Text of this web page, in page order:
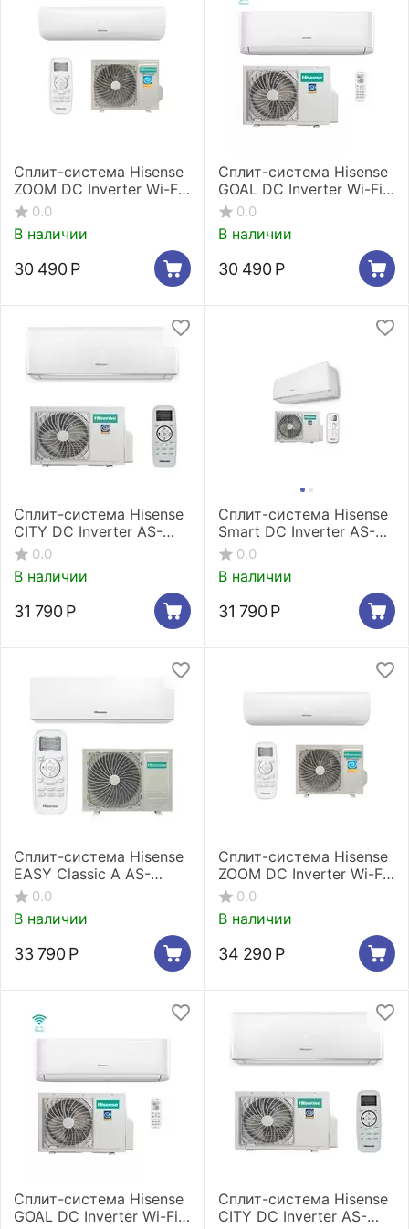
Сплит-система Hisense
ZOOM DC Inverter Wi-Fi
AS-07UW4RYRKB00
0.0
В наличии
30 490 Р
Сплит-система Hisense
GOAL DC Inverter Wi-Fi
AS-07UW4RYRCA00
0.0
В наличии
30 490 Р
Сплит-система Hisense
CITY DC Inverter AS-
07UW4RYRCM00G / AS-
07UW4RYRCM00W
0.0
В наличии
31 790 Р
Сплит-система Hisense
Smart DC Inverter AS-
07UW4RYDDB00G/ AS-
07UW4RYDDB00W
0.0
В наличии
31 790 Р
Сплит-система Hisense
EASY Classic A AS-
12HR4RYDDJ00
0.0
В наличии
33 790 Р
Сплит-система Hisense
ZOOM DC Inverter Wi-Fi
AS-09UW4RYRKB05
0.0
В наличии
34 290 Р
Сплит-система Hisense
GOAL DC Inverter Wi-Fi
Сплит-система Hisense
CITY DC Inverter AS-